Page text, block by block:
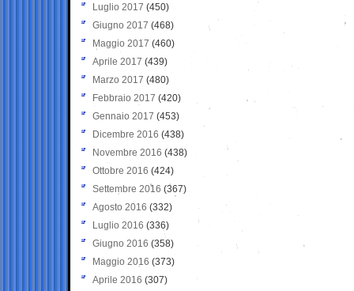
Luglio 2017 (450)
Giugno 2017 (468)
Maggio 2017 (460)
Aprile 2017 (439)
Marzo 2017 (480)
Febbraio 2017 (420)
Gennaio 2017 (453)
Dicembre 2016 (438)
Novembre 2016 (438)
Ottobre 2016 (424)
Settembre 2016 (367)
Agosto 2016 (332)
Luglio 2016 (336)
Giugno 2016 (358)
Maggio 2016 (373)
Aprile 2016 (307)